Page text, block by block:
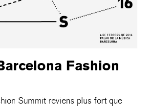
Fashion
Summit reviens plus fort que